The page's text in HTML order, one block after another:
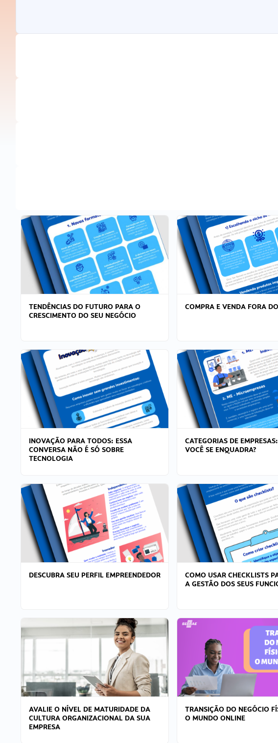
TENDÊNCIAS DO FUTURO PARA O
CRESCIMENTO DO SEU NEGÓCIO
COMPRA E VENDA FORA
INOVAÇÃO PARA TODOS: ESSA
CONVERSA NÃO É SÓ SOBRE
TECNOLOGIA
CATEGORIAS DE
VOCÊ SE ENQUADRA?
DESCUBRA SEU PERFIL EMPREENDEDOR
COMO USAR CHECKLISTS
A GESTÃO DOS SEUS
AVALIE O NÍVEL DE MATURIDADE DA
CULTURA ORGANIZACIONAL DA SUA
EMPRESA
TRANSIÇÃO DO NEGÓCIO
O MUNDO ONLINE